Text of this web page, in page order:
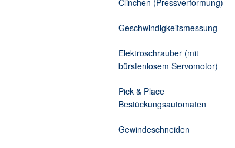
Clinchen (Pressverformung)
Geschwindigkeitsmessung
Elektroschrauber (mit
bürstenlosem Servomotor)
Pick & Place
Bestückungsautomaten
Gewindeschneiden